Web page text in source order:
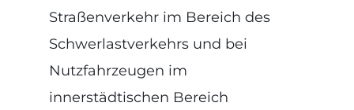
Straßenverkehr im Bereich des
Schwerlastverkehrs und bei
Nutzfahrzeugen im
innerstädtischen Bereich